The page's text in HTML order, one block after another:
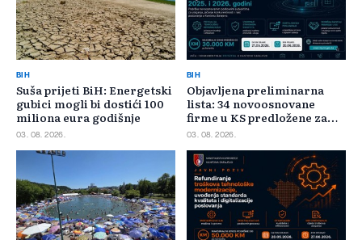
BIH
Suša prijeti BiH: Energetski
gubici mogli bi dostići 100
miliona eura godišnje
03. 08. 2026.
BIH
Objavljena preliminarna
lista: 34 novoosnovane
firme u KS predložene za
400.000 KM poticaja
03. 08. 2026.